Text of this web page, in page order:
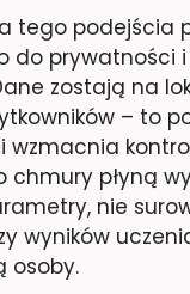
tego podejścia
do prywatności
zostają na
– to
wzmacnia
płyną
nie
wyników
osoby.